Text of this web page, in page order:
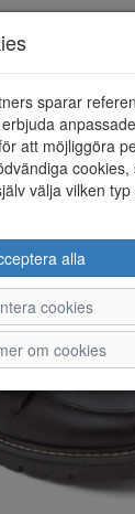
sparar
att möjliggöra
välja vilken
alla
cookies
om cookies